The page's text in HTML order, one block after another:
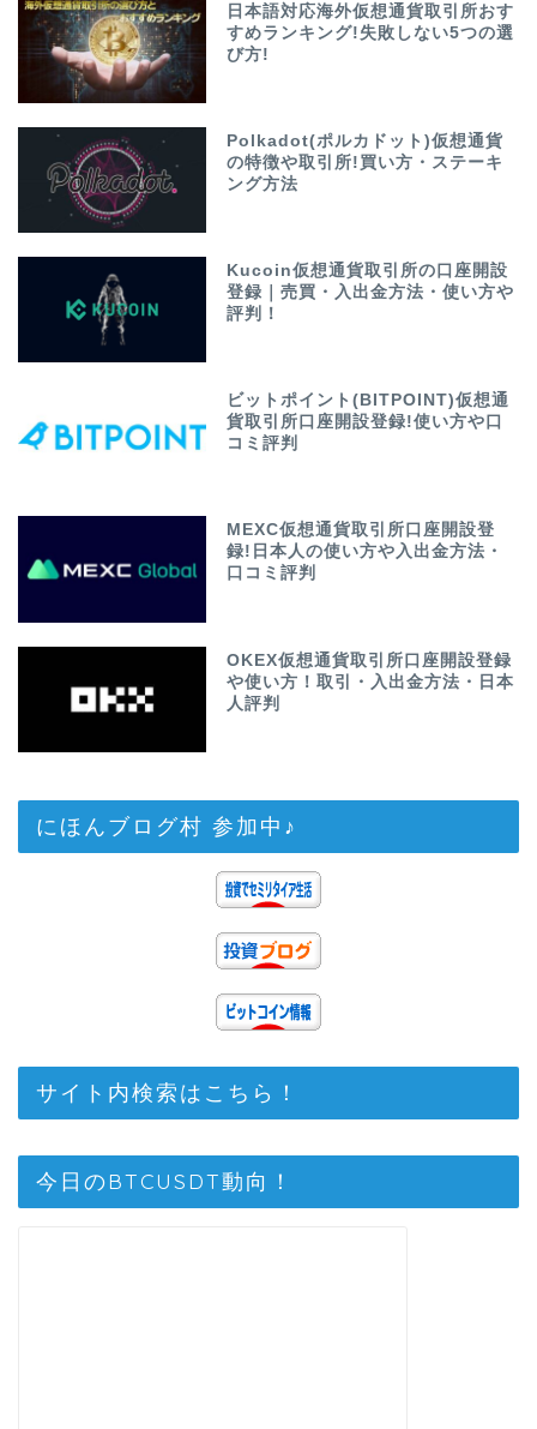
日本語対応海外仮想通貨取引所おす
すめランキング!失敗しない5つの選
び方!
Polkadot(ポルカドット)仮想通貨
の特徴や取引所!買い方・ステーキ
ング方法
Kucoin仮想通貨取引所の口座開設
登録｜売買・入出金方法・使い方や
評判！
ビットポイント(BITPOINT)仮想通
貨取引所口座開設登録!使い方や口
コミ評判
MEXC仮想通貨取引所口座開設登
録!日本人の使い方や入出金方法・
口コミ評判
OKEX仮想通貨取引所口座開設登録
や使い方！取引・入出金方法・日本
人評判
にほんブログ村 参加中♪
サイト内検索はこちら！
今日のBTCUSDT動向！